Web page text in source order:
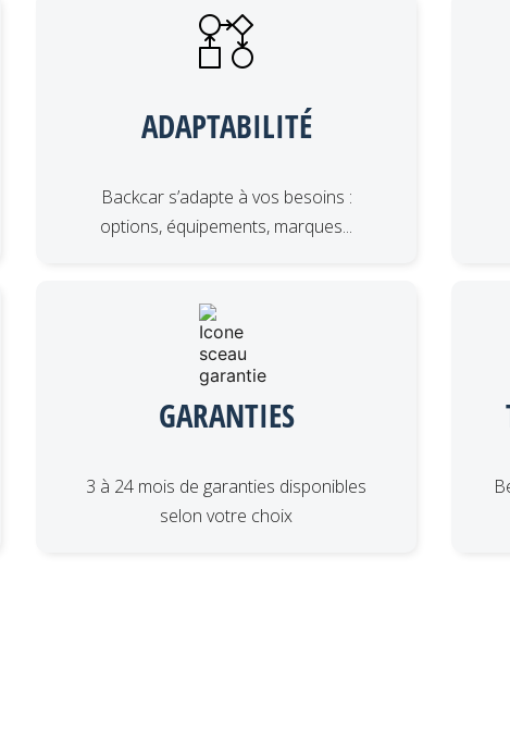
ADAPTABILITÉ
Backcar s’adapte à vos besoins :
options, équipements, marques...
GARANTIES
3 à 24 mois de garanties disponibles
selon votre choix